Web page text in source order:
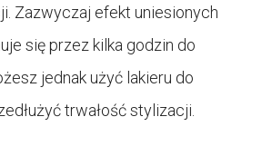
Zazwyczaj efekt uniesionych
się przez kilka godzin do
jednak użyć lakieru do
trwałość stylizacji.